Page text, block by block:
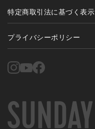
特定商取引法に基づく表示
プライバシーポリシー